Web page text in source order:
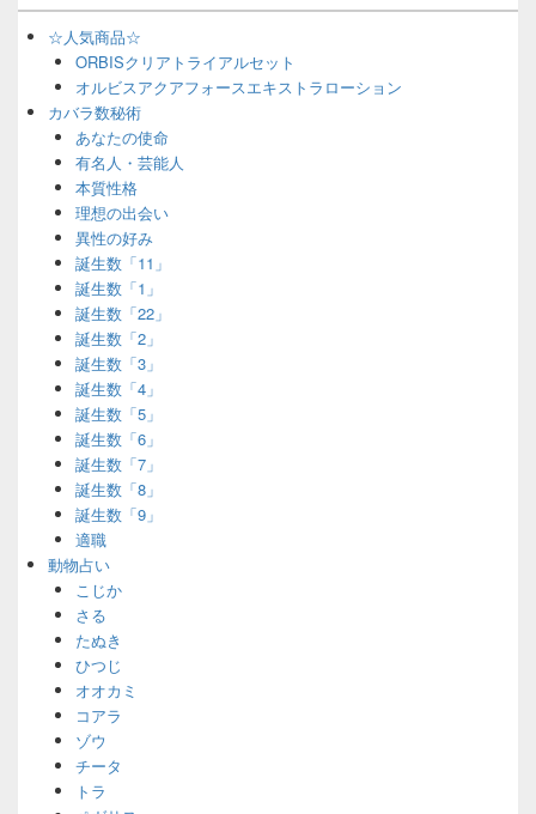
☆人気商品☆
ORBISクリアトライアルセット
オルビスアクアフォースエキストラローション
カバラ数秘術
あなたの使命
有名人・芸能人
本質性格
理想の出会い
異性の好み
誕生数「11」
誕生数「1」
誕生数「22」
誕生数「2」
誕生数「3」
誕生数「4」
誕生数「5」
誕生数「6」
誕生数「7」
誕生数「8」
誕生数「9」
適職
動物占い
こじか
さる
たぬき
ひつじ
オオカミ
コアラ
ゾウ
チータ
トラ